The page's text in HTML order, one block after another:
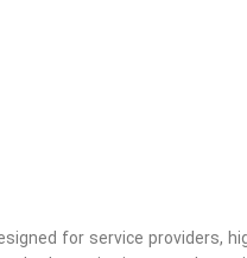
for service providers,